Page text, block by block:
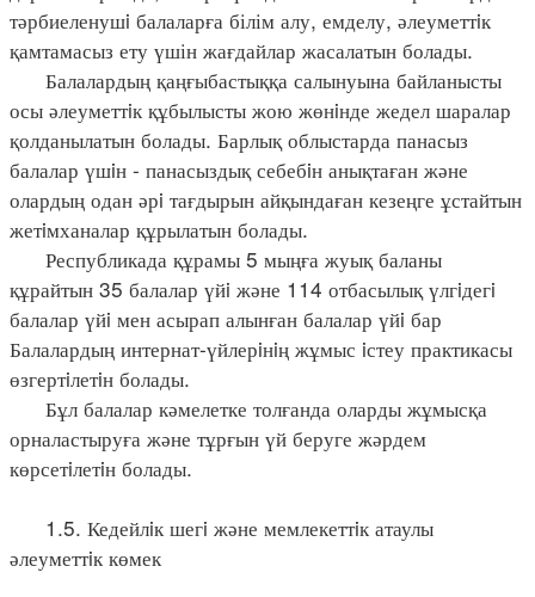
тәрбиеленушi балаларға білім алу, емделу, әлеуметтiк
қамтамасыз ету үшін жағдайлар жасалатын болады.
Балалардың қаңғыбастыққа салынуына байланысты
осы әлеуметтiк құбылысты жою жөнiнде жедел шаралар
қолданылатын болады. Барлық облыстарда панасыз
балалар үшiн - панасыздық себебiн анықтаған және
олардың одан әрi тағдырын айқындаған кезеңге ұстайтын
жетiмханалар құрылатын болады.
Республикада құрамы 5 мыңға жуық баланы
құрайтын 35 балалар үйi және 114 отбасылық үлгiдегi
балалар үйi мен асырап алынған балалар үйi бар
Балалардың интернат-үйлерiнiң жұмыс iстеу практикасы
өзгертiлетiн болады.
Бұл балалар кәмелетке толғанда оларды жұмысқа
орналастыруға және тұрғын үй беруге жәрдем
көрсетiлетiн болады.
1.5. Кедейлiк шегi және мемлекеттiк атаулы
әлеуметтiк көмек